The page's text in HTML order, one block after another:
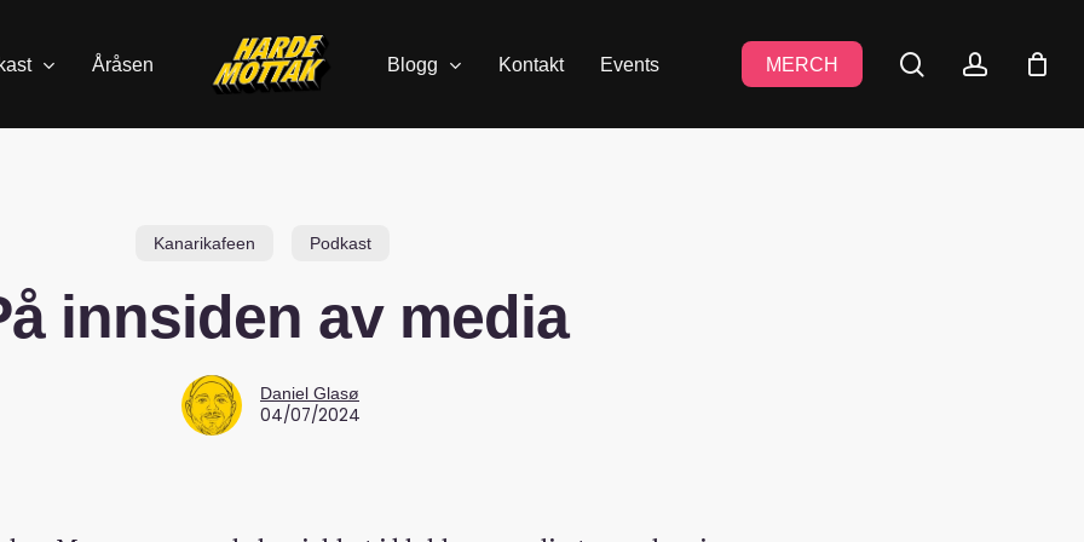
Åråsen Blogg Kontakt Events MERCH search
Kanarikafeen Podkast
innsiden av media
Daniel Glasø
04/07/2024